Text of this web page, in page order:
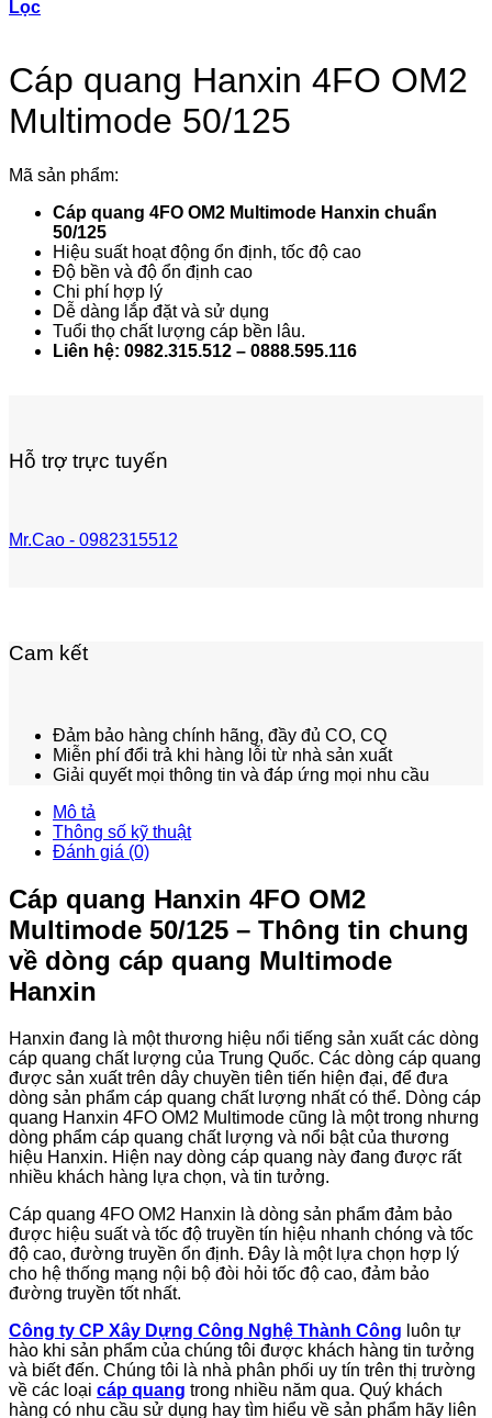
Lọc
Cáp quang Hanxin 4FO OM2
Multimode 50/125
Mã sản phẩm:
Cáp quang 4FO OM2 Multimode Hanxin chuẩn
50/125
Hiệu suất hoạt động ổn định, tốc độ cao
Độ bền và độ ổn định cao
Chi phí hợp lý
Dễ dàng lắp đặt và sử dụng
Tuổi thọ chất lượng cáp bền lâu.
Liên hệ: 0982.315.512 – 0888.595.116
Hỗ trợ trực tuyến
Mr.Cao - 0982315512
Cam kết
Đảm bảo hàng chính hãng, đầy đủ CO, CQ
Miễn phí đổi trả khi hàng lỗi từ nhà sản xuất
Giải quyết mọi thông tin và đáp ứng mọi nhu cầu
Mô tả
Thông số kỹ thuật
Đánh giá (0)
Cáp quang Hanxin 4FO OM2
Multimode 50/125 – Thông tin chung
về dòng cáp quang Multimode
Hanxin
Hanxin đang là một thương hiệu nổi tiếng sản xuất các dòng
cáp quang chất lượng của Trung Quốc. Các dòng cáp quang
được sản xuất trên dây chuyền tiên tiến hiện đại, để đưa
dòng sản phẩm cáp quang chất lượng nhất có thể. Dòng cáp
quang Hanxin 4FO OM2 Multimode cũng là một trong nhưng
dòng phẩm cáp quang chất lượng và nổi bật của thương
hiệu Hanxin. Hiện nay dòng cáp quang này đang được rất
nhiều khách hàng lựa chọn, và tin tưởng.
Cáp quang 4FO OM2 Hanxin là dòng sản phẩm đảm bảo
được hiệu suất và tốc độ truyền tín hiệu nhanh chóng và tốc
độ cao, đường truyền ổn định. Đây là một lựa chọn hợp lý
cho hệ thống mạng nội bộ đòi hỏi tốc độ cao, đảm bảo
đường truyền tốt nhất.
Công ty CP Xây Dựng Công Nghệ Thành Công luôn tự
hào khi sản phẩm của chúng tôi được khách hàng tin tưởng
và biết đến. Chúng tôi là nhà phân phối uy tín trên thị trường
về các loại cáp quang trong nhiều năm qua. Quý khách
hàng có nhu cầu sử dụng hay tìm hiểu về sản phẩm hãy liên